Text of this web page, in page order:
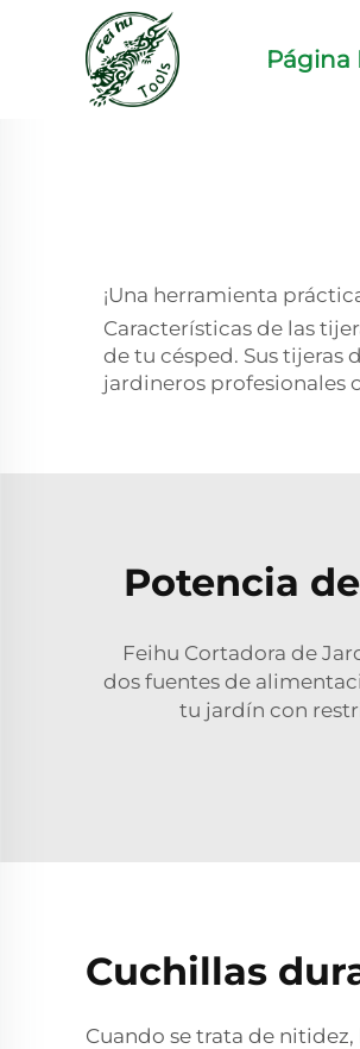
Página
¡Una herramienta
Características de las
de tu césped. Sus tijeras
jardineros profesionales
Potencia
Feihu Cortadora de
dos fuentes de
tu jardín con
Cuchillas
Cuando se trata de